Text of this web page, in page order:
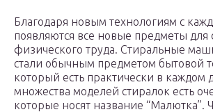
Благодаря новым технологиям с
появляются все новые предметы для
физического труда. Стиральные
стали обычным предметом бытовой
который есть практически в каждом
множества моделей стиралок есть
которые носят название “Малютка”.